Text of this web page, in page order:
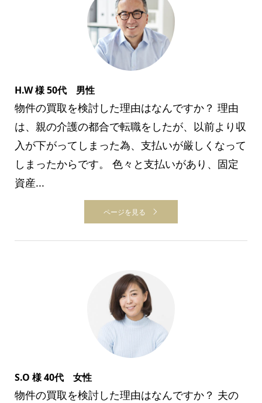
H.W 様 50代 男性
物件の買取を検討した理由はなんですか？ 理由
は、親の介護の都合で転職をしたが、以前より収
入が下がってしまった為、支払いが厳しくなって
しまったからです。 色々と支払いがあり、固定
資産...
ページを見る
S.O 様 40代 女性
物件の買取を検討した理由はなんですか？ 夫の